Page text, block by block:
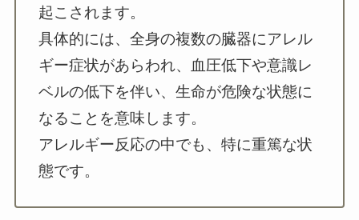
起こされます。
具体的には、全身の複数の臓器にアレル
ギー症状があらわれ、血圧低下や意識レ
ベルの低下を伴い、生命が危険な状態に
なることを意味します。
アレルギー反応の中でも、特に重篤な状
態です。